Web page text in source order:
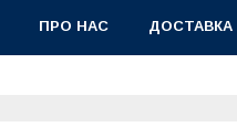
ПРО НАС ДОСТАВКА